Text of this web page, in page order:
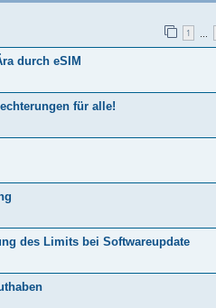
1
durch eSIM
für alle!
des Limits bei Softwareupdate